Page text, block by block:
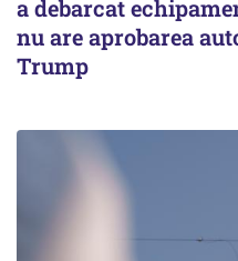
a debarcat
nu are aprobarea
Trump